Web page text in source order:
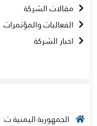
مقالات الشركة
الفعاليات والمؤتمرات
اخبار الشركة
الجمهورية اليمنية ت: 780399999